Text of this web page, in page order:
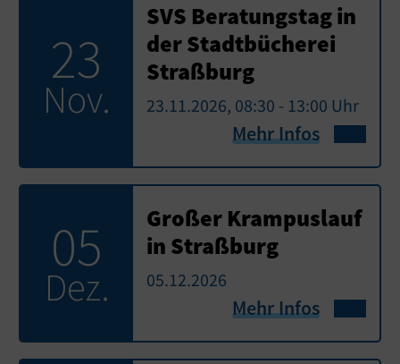
23
Nov.
SVS Beratungstag in
der Stadtbücherei
Straßburg
23.11.2026, 08:30 - 13:00 Uhr
Mehr Infos
05
Dez.
Großer Krampuslauf
in Straßburg
05.12.2026
Mehr Infos